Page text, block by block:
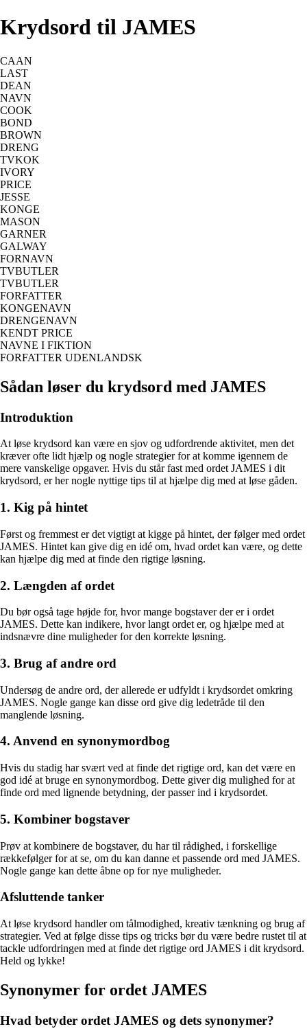
Krydsord til JAMES
CAAN
LAST
DEAN
NAVN
COOK
BOND
BROWN
DRENG
TVKOK
IVORY
PRICE
JESSE
KONGE
MASON
GARNER
GALWAY
FORNAVN
TVBUTLER
TVBUTLER
FORFATTER
KONGENAVN
DRENGENAVN
KENDT PRICE
NAVNE I FIKTION
FORFATTER UDENLANDSK
Sådan løser du krydsord med JAMES
Introduktion
At løse krydsord kan være en sjov og udfordrende aktivitet, men det
kræver ofte lidt hjælp og nogle strategier for at komme igennem de
mere vanskelige opgaver. Hvis du står fast med ordet JAMES i dit
krydsord, er her nogle nyttige tips til at hjælpe dig med at løse gåden.
1. Kig på hintet
Først og fremmest er det vigtigt at kigge på hintet, der følger med ordet
JAMES. Hintet kan give dig en idé om, hvad ordet kan være, og dette
kan hjælpe dig med at finde den rigtige løsning.
2. Længden af ordet
Du bør også tage højde for, hvor mange bogstaver der er i ordet
JAMES. Dette kan indikere, hvor langt ordet er, og hjælpe med at
indsnævre dine muligheder for den korrekte løsning.
3. Brug af andre ord
Undersøg de andre ord, der allerede er udfyldt i krydsordet omkring
JAMES. Nogle gange kan disse ord give dig ledetråde til den
manglende løsning.
4. Anvend en synonymordbog
Hvis du stadig har svært ved at finde det rigtige ord, kan det være en
god idé at bruge en synonymordbog. Dette giver dig mulighed for at
finde ord med lignende betydning, der passer ind i krydsordet.
5. Kombiner bogstaver
Prøv at kombinere de bogstaver, du har til rådighed, i forskellige
rækkefølger for at se, om du kan danne et passende ord med JAMES.
Nogle gange kan dette åbne op for nye muligheder.
Afsluttende tanker
At løse krydsord handler om tålmodighed, kreativ tænkning og brug af
strategier. Ved at følge disse tips og tricks bør du være bedre rustet til at
tackle udfordringen med at finde det rigtige ord JAMES i dit krydsord.
Held og lykke!
Synonymer for ordet JAMES
Hvad betyder ordet JAMES og dets synonymer?